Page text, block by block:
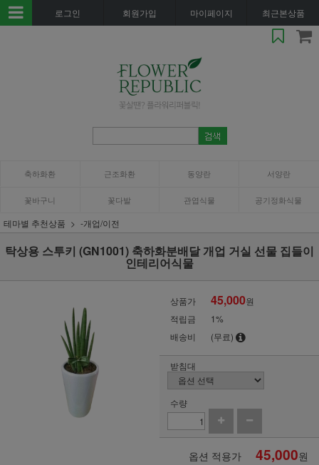
로그인 회원가입 마이페이지 최근본상품
축하화환 근조화환 동양란 서양란
꽃바구니 꽃다발 관엽식물 공기정화식물
테마별 추천상품 -개업/이전
탁상용 스투키 (GN1001) 축하화분배달 개업 거실 선물 집들이
인테리어식물
상품가 45,000원
적립금
1%
배송비
(무료)
받침대
수량
옵션 적용가 45,000원